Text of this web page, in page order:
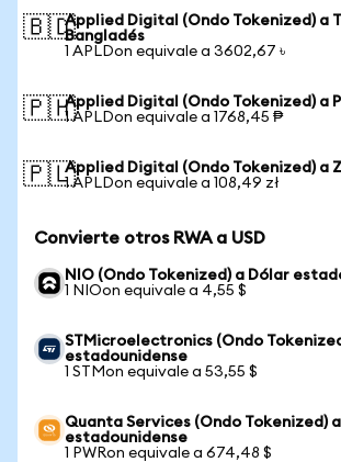
🇧🇩Applied Digital (Ondo Tokenized) a
Bangladés
1 APLDon equivale a 3602,67 ৳
🇵🇭Applied Digital (Ondo Tokenized) a
1 APLDon equivale a 1768,45 ₱
🇵🇱Applied Digital (Ondo Tokenized) a
1 APLDon equivale a 108,49 zł
Convierte otros RWA a USD
NIO (Ondo Tokenized) a Dólar
1 NIOon equivale a 4,55 $
STMicroelectronics (Ondo
estadounidense
1 STMon equivale a 53,55 $
Quanta Services (Ondo Tokenized)
estadounidense
1 PWRon equivale a 674,48 $